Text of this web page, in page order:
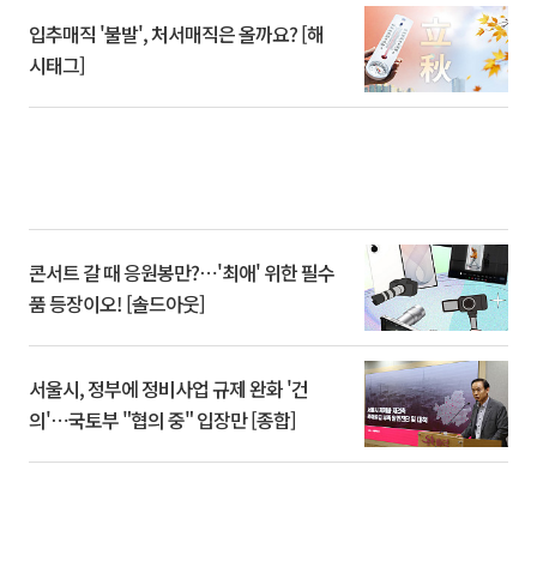
입추매직 '불발', 처서매직은 올까요? [해
시태그]
콘서트 갈 때 응원봉만?⋯'최애' 위한 필수
품 등장이오! [솔드아웃]
서울시, 정부에 정비사업 규제 완화 '건
의'⋯국토부 "협의 중" 입장만 [종합]